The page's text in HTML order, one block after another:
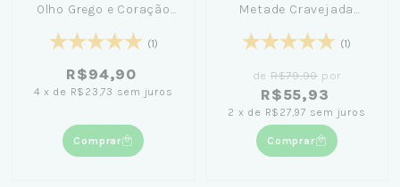
Olho Grego e Coração
18K
(1)
R$94,90
4 x de R$23,73 sem juros
Comprar
Metade Cravejada
(1)
de R$79,90 por
R$55,93
2 x de R$27,97 sem juros
Comprar